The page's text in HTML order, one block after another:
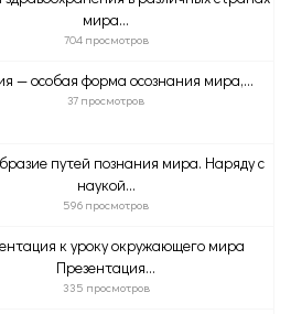
мира...
704 просмотров
— особая форма осознания мира,...
37 просмотров
путей познания мира. Наряду с
наукой...
596 просмотров
к уроку окружающего мира
Презентация...
335 просмотров